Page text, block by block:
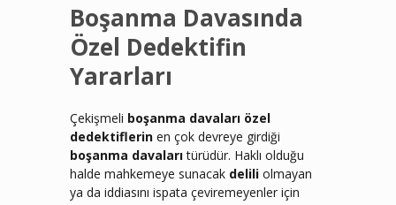
Boşanma Davasında
Özel Dedektifin
Yararları
Çekişmeli boşanma davaları özel
dedektiflerin en çok devreye girdiği
boşanma davalarıtürüdür. Haklı olduğu
halde mahkemeye sunacak delili olmayan
ya da iddiasını ispata çeviremeyenler için